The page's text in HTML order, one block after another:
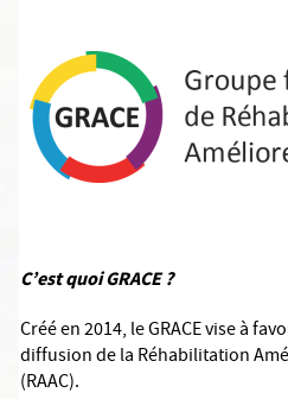
C’est quoi GRACE ?
Créé en 2014, le GRACE vise à
diffusion de la Réhabilitation
(RAAC).